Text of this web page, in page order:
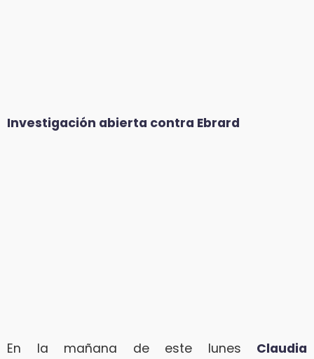
Investigación abierta contra Ebrard
En la mañana de este lunes Claudia